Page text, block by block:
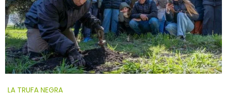
LA TRUFA NEGRA